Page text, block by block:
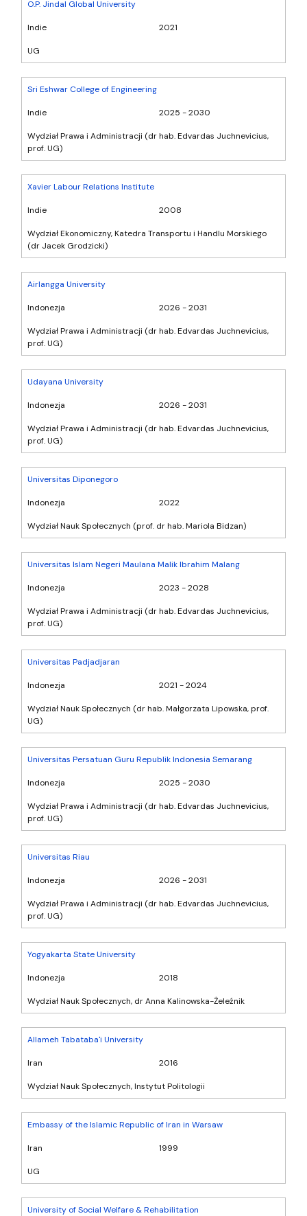
O.P. Jindal Global University
Indie 2021
UG
Sri Eshwar College of Engineering
Indie 2025 - 2030
Wydział Prawa i Administracji (dr hab. Edvardas Juchnevicius,
prof. UG)
Xavier Labour Relations Institute
Indie 2008
Wydział Ekonomiczny, Katedra Transportu i Handlu Morskiego
(dr Jacek Grodzicki)
Airlangga University
Indonezja 2026 - 2031
Wydział Prawa i Administracji (dr hab. Edvardas Juchnevicius,
prof. UG)
Udayana University
Indonezja 2026 - 2031
Wydział Prawa i Administracji (dr hab. Edvardas Juchnevicius,
prof. UG)
Universitas Diponegoro
Indonezja 2022
Wydział Nauk Społecznych (prof. dr hab. Mariola Bidzan)
Universitas Islam Negeri Maulana Malik Ibrahim Malang
Indonezja 2023 - 2028
Wydział Prawa i Administracji (dr hab. Edvardas Juchnevicius,
prof. UG)
Universitas Padjadjaran
Indonezja 2021 - 2024
Wydział Nauk Społecznych (dr hab. Małgorzata Lipowska, prof.
UG)
Universitas Persatuan Guru Republik Indonesia Semarang
Indonezja 2025 - 2030
Wydział Prawa i Administracji (dr hab. Edvardas Juchnevicius,
prof. UG)
Universitas Riau
Indonezja 2026 - 2031
Wydział Prawa i Administracji (dr hab. Edvardas Juchnevicius,
prof. UG)
Yogyakarta State University
Indonezja 2018
Wydział Nauk Społecznych, dr Anna Kalinowska-Żeleźnik
Allameh Tabataba'i University
Iran 2016
Wydział Nauk Społecznych, Instytut Politologii
Embassy of the Islamic Republic of Iran in Warsaw
Iran 1999
UG
University of Social Welfare & Rehabilitation